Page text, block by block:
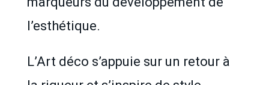
l’esthétique.
L’Art déco s’appuie sur un retour à